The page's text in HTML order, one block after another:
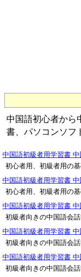
中国語初心者から
書、パソコンソフ
中国語初級者用学習書 中
初心者用、初級者用の
中国語初級者用学習書 中
初心者用、初級者用の
中国語初級者用学習書 中
初級者向きの中国語会話
中国語初級者用学習書 中
初級者向きの中国語会話
中国語初級者用学習書
初級者向きの中国語会話